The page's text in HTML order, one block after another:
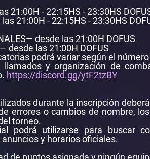
21:00H - 22:15HS - 23:30HS
21:00H - 22:15HS - 23:30HS
desde las 21:00H DOFUS
desde las 21:00H DOFUS
podrá variar según el
llamados y organización de
https://discord.gg/ytF2tzBY
durante la inscripción
errores o cambios de nombre,
torneo.
podrá utilizarse para buscar
y horarios oficiales.